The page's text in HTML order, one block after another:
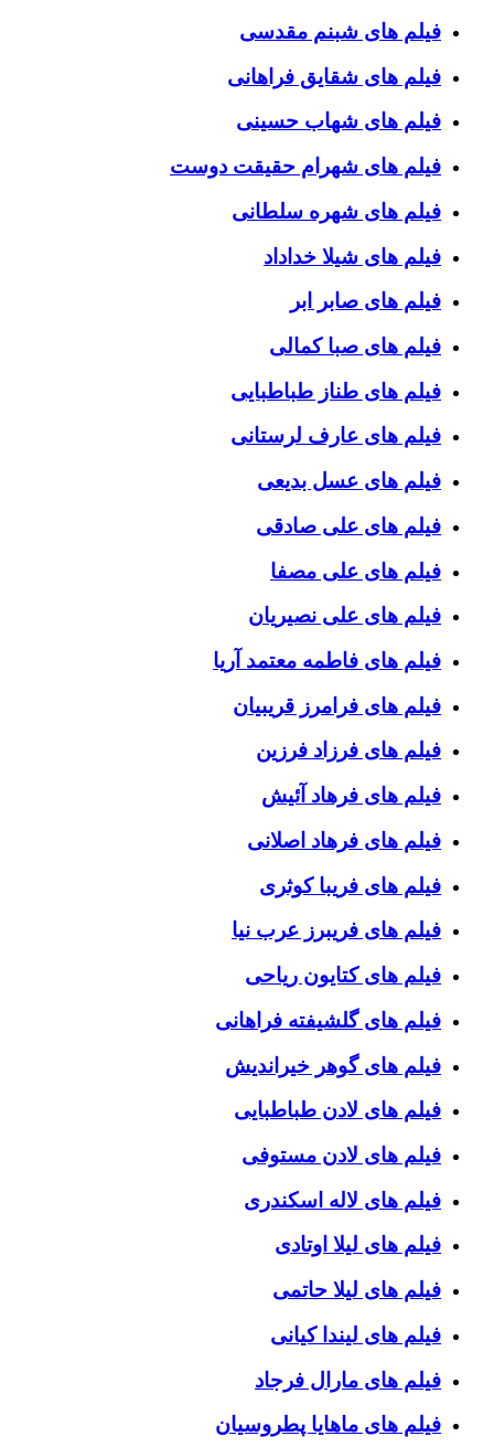
فیلم های شبنم مقدسی
فیلم های شقایق فراهانی
فیلم های شهاب حسینی
فیلم های شهرام حقیقت دوست
فیلم های شهره سلطانی
فیلم های شیلا خداداد
فیلم های صابر ابر
فیلم های صبا کمالی
فیلم های طناز طباطبایی
فیلم های عارف لرستانی
فیلم های عسل بدیعی
فیلم های علی صادقی
فیلم های علی مصفا
فیلم های علی نصیریان
فیلم های فاطمه معتمد آریا
فیلم های فرامرز قریبیان
فیلم های فرزاد فرزین
فیلم های فرهاد آئیش
فیلم های فرهاد اصلانی
فیلم های فریبا کوثری
فیلم های فریبرز عرب نیا
فیلم های کتایون ریاحی
فیلم های گلشیفته فراهانی
فیلم های گوهر خیراندیش
فیلم های لادن طباطبایی
فیلم های لادن مستوفی
فیلم های لاله اسکندری
فیلم های لیلا اوتادی
فیلم های لیلا حاتمی
فیلم های لیندا کیانی
فیلم های مارال فرجاد
فیلم های ماهایا پطروسیان